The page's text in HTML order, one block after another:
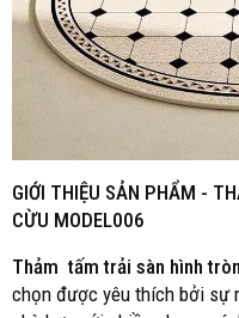
GIỚI THIỆU SẢN PHẨM -
CỪU MODEL006
Thảm tấm trải sàn hình
chọn được yêu thích bởi sự